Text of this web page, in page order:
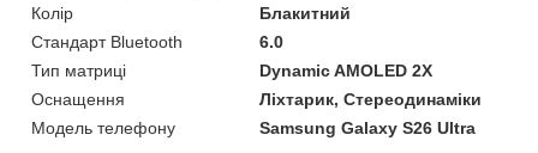
Колір
Блакитний
Стандарт Bluetooth
6.0
Тип матриці
Dynamic AMOLED 2X
Оснащення
Ліхтарик, Стереодинаміки
Модель телефону
Samsung Galaxy S26 Ultra